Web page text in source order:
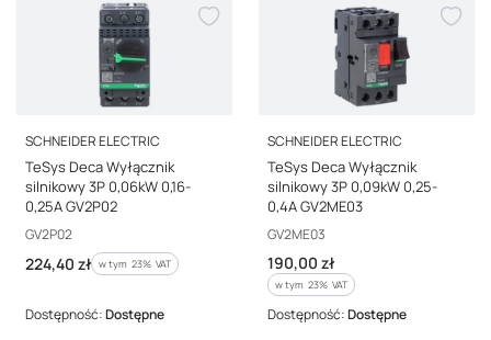
PRODUCENT
SCHNEIDER ELECTRIC
TeSys Deca Wyłącznik
silnikowy 3P 0,06kW 0,16-
0,25A GV2P02
Kod producenta
GV2P02
Cena brutto
224,40 zł w tym %s VAT
w tym 23% VAT
Dostępność:Dostępne
PRODUCENT
SCHNEIDER ELECTRIC
TeSys Deca Wyłącznik
silnikowy 3P 0,09kW 0,25-
0,4A GV2ME03
Kod producenta
GV2ME03
Cena brutto
190,00 zł
w tym %s VAT
w tym 23% VAT
Dostępność:Dostępne